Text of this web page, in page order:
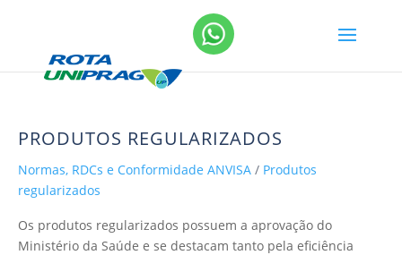
PRODUTOS REGULARIZADOS
Normas, RDCs e Conformidade ANVISA / Produtos
regularizados
Os produtos regularizados possuem a aprovação do
Ministério da Saúde e se destacam tanto pela eficiência